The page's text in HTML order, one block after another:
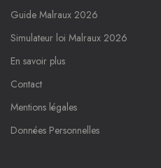
Guide Malraux 2026
Simulateur loi Malraux 2026
En savoir plus
Contact
Mentions légales
Données Personnelles